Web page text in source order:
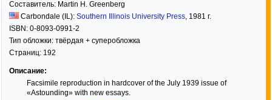
Составитель: Martin H. Greenberg
Carbondale (IL): Southern Illinois University Press, 1981 г.
ISBN: 0-8093-0991-2
Тип обложки: твёрдая + суперобложка
Страниц: 192
Описание:
Facsimile reproduction in hardcover of the July 1939 issue of
«Astounding» with new essays.